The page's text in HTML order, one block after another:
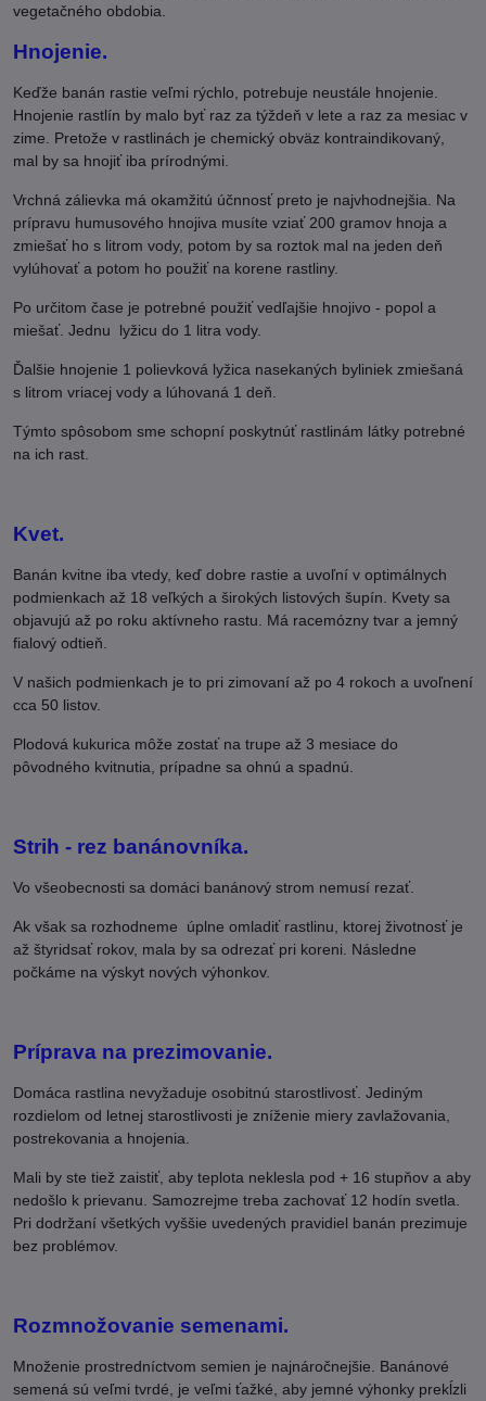
vegetačného obdobia.
Hnojenie.
Keďže banán rastie veľmi rýchlo, potrebuje neustále hnojenie.
Hnojenie rastlín by malo byť raz za týždeň v lete a raz za mesiac v
zime. Pretože v rastlinách je chemický obväz kontraindikovaný,
mal by sa hnojiť iba prírodnými.
Vrchná zálievka má okamžitú účnnosť preto je najvhodnejšia. Na
prípravu humusového hnojiva musíte vziať 200 gramov hnoja a
zmiešať ho s litrom vody, potom by sa roztok mal na jeden deň
vylúhovať a potom ho použiť na korene rastliny.
Po určitom čase je potrebné použiť vedľajšie hnojivo - popol a
miešať. Jednu lyžicu do 1 litra vody.
Ďalšie hnojenie 1 polievková lyžica nasekaných byliniek zmiešaná
s litrom vriacej vody a lúhovaná 1 deň.
Týmto spôsobom sme schopní poskytnúť rastlinám látky potrebné
na ich rast.
Kvet.
Banán kvitne iba vtedy, keď dobre rastie a uvoľní v optimálnych
podmienkach až 18 veľkých a širokých listových šupín. Kvety sa
objavujú až po roku aktívneho rastu. Má racemózny tvar a jemný
fialový odtieň.
V našich podmienkach je to pri zimovaní až po 4 rokoch a uvoľnení
cca 50 listov.
Plodová kukurica môže zostať na trupe až 3 mesiace do
pôvodného kvitnutia, prípadne sa ohnú a spadnú.
Strih - rez banánovníka.
Vo všeobecnosti sa domáci banánový strom nemusí rezať.
Ak však sa rozhodneme úplne omladiť rastlinu, ktorej životnosť je
až štyridsať rokov, mala by sa odrezať pri koreni. Následne
počkáme na výskyt nových výhonkov.
Príprava na prezimovanie.
Domáca rastlina nevyžaduje osobitnú starostlivosť. Jediným
rozdielom od letnej starostlivosti je zníženie miery zavlažovania,
postrekovania a hnojenia.
Mali by ste tiež zaistiť, aby teplota neklesla pod + 16 stupňov a aby
nedošlo k prievanu. Samozrejme treba zachovať 12 hodín svetla.
Pri dodržaní všetkých vyššie uvedených pravidiel banán prezimuje
bez problémov.
Rozmnožovanie semenami.
Množenie prostredníctvom semien je najnáročnejšie. Banánové
semená sú veľmi tvrdé, je veľmi ťažké, aby jemné výhonky prekĺzli